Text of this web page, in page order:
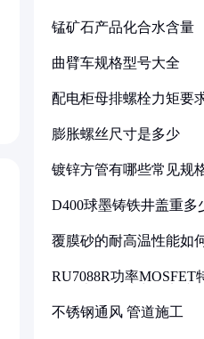
锰矿石产品化合水含量
曲臂车规格型号大全
配电柜母排螺栓力矩要
膨胀螺丝尺寸是多少
镀锌方管有哪些常见规
D400球墨铸铁井盖重多
覆膜砂的耐高温性能如
RU7088R功率MOSFET
不锈钢通风 管道施工